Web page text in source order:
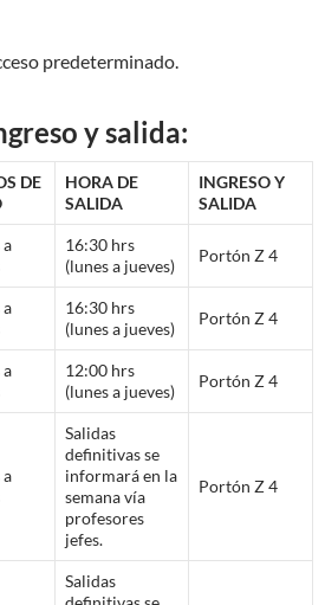
predeterminado.
y salida:
DE
HORA DE
SALIDA
INGRESO Y
SALIDA
16:30 hrs
(lunes a jueves)
Portón Z 4
16:30 hrs
(lunes a jueves)
Portón Z 4
12:00 hrs
(lunes a jueves)
Portón Z 4
Salidas
definitivas se
informará en la
semana vía
profesores
jefes.
Portón Z 4
Salidas